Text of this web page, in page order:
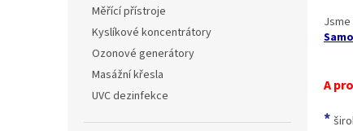
Měřící přístroje
Kyslíkové koncentrátory
Ozonové generátory
Masážní křesla
UVC dezinfekce
Jsme
A
*